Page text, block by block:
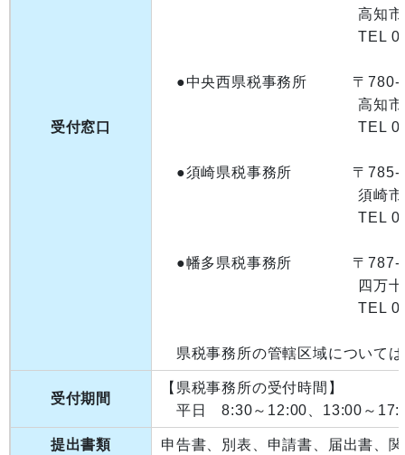
受付窓口
高知市大津乙
TEL 088-
●中央西県税事務所 〒
高知市丸ﾉ内１丁目
TEL 088-
●須崎県税事務所 〒
須崎市西古市町1-
TEL 0889-
●幡多県税事務所 〒
四万十市中村山手
TEL 0880-
県税事務所の管轄区域について
受付期間
【県税事務所の受付時間】
平日 8:30～12:00、13:00～
提出書類 申告書、別表、申請書、届出書、